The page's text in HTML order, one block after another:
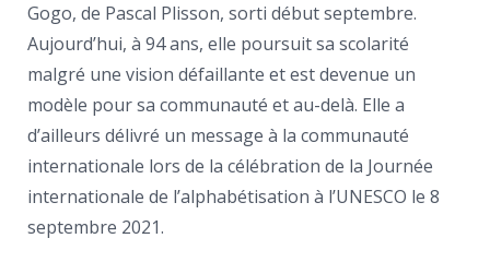
Gogo, de Pascal Plisson, sorti début septembre.
Aujourd’hui, à 94 ans, elle poursuit sa scolarité
malgré une vision défaillante et est devenue un
modèle pour sa communauté et au-delà. Elle a
d’ailleurs délivré un message à la communauté
internationale lors de la célébration de la Journée
internationale de l’alphabétisation à l’UNESCO le 8
septembre 2021.